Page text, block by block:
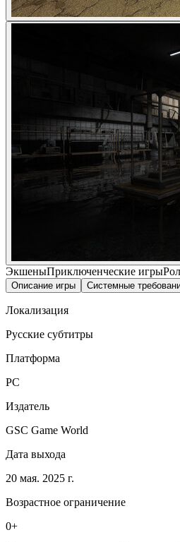
ЭкшеныПриключенческие игры
Описание игры Системные
Локализация
Русские субтитры
Платформа
PC
Издатель
GSC Game World
Дата выхода
20 мая. 2025 г.
Возрастное ограничение
0+